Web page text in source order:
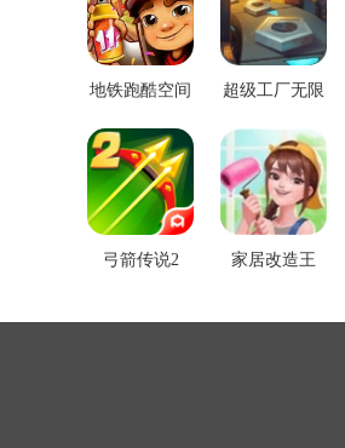
地铁跑酷空间
站版本下载
超级工厂无限
金币无限钻石
版
弓箭传说2 家居改造王